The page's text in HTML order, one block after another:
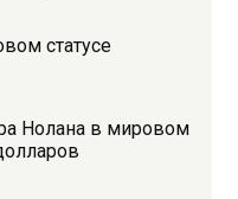
статусе
Нолана в мировом